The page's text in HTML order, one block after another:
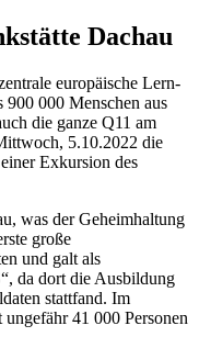
Dachau
europäische Lern-
000 Menschen aus
die ganze Q11 am
5.10.2022 die
Exkursion des
was der Geheimhaltung
große
und galt als
da dort die Ausbildung
stattfand. Im
41 000 Personen